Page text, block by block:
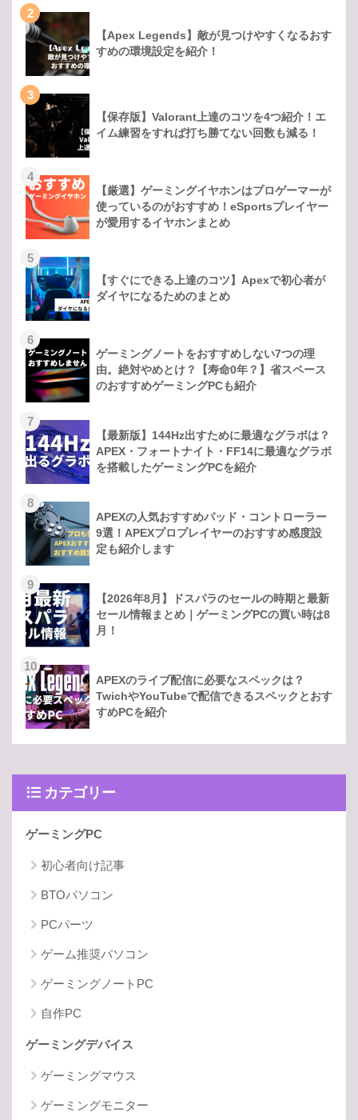
2
【Apex Legends】敵が見つけやすくなるおす
すめの環境設定を紹介！
3
【保存版】Valorant上達のコツを4つ紹介！エ
イム練習をすれば打ち勝てない回数も減る！
4
【厳選】ゲーミングイヤホンはプロゲーマーが
使っているのがおすすめ！eSportsプレイヤー
が愛用するイヤホンまとめ
5
【すぐにできる上達のコツ】Apexで初心者が
ダイヤになるためのまとめ
6
ゲーミングノートをおすすめしない7つの理
由。絶対やめとけ？【寿命0年？】省スペース
のおすすめゲーミングPCも紹介
7
【最新版】144Hz出すために最適なグラボは？
APEX・フォートナイト・FF14に最適なグラボ
を搭載したゲーミングPCを紹介
8
APEXの人気おすすめパッド・コントローラー
9選！APEXプロプレイヤーのおすすめ感度設
定も紹介します
9
【2026年8月】ドスパラのセールの時期と最新
セール情報まとめ｜ゲーミングPCの買い時は8
月！
10
APEXのライブ配信に必要なスペックは？
TwichやYouTubeで配信できるスペックとおす
すめPCを紹介
カテゴリー
ゲーミングPC
初心者向け記事
BTOパソコン
PCパーツ
ゲーム推奨パソコン
ゲーミングノートPC
自作PC
ゲーミングデバイス
ゲーミングマウス
ゲーミングモニター